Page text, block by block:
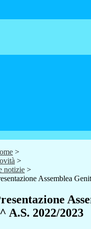
>
>
notizie >
Assemblea
A.S. 2022/2023